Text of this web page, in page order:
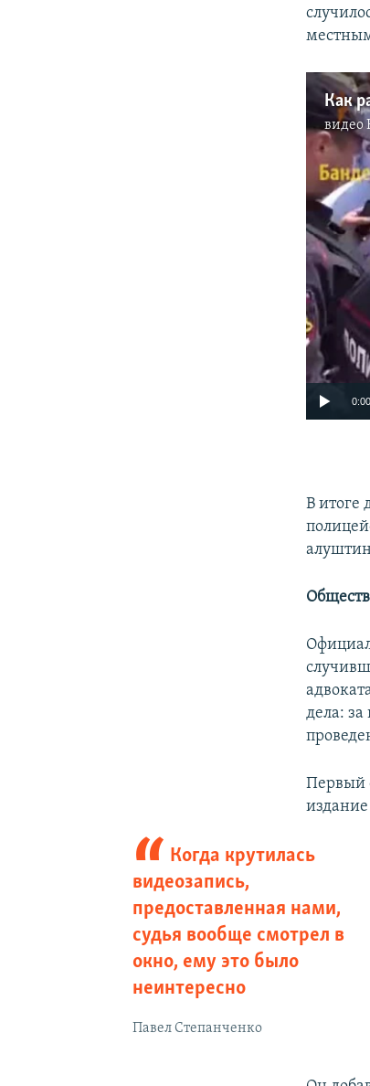
Как
видео
0:00
В итоге
дела:
Первый
Когда крутилась
видеозапись,
предоставленная нами,
судья вообще смотрел в
окно, ему это было
неинтересно
Павел Степанченко